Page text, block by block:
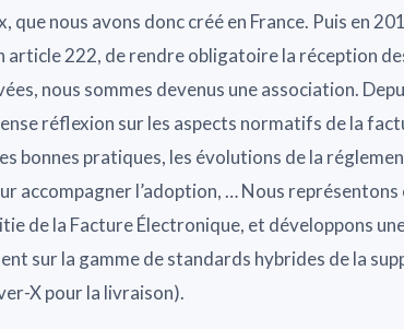
que nous avons donc créé en France. Puis en
article 222, de rendre obligatoire la réception
nous sommes devenus une association.
réflexion sur les aspects normatifs de la
bonnes pratiques, les évolutions de la
accompagner l’adoption, … Nous représentons
de la Facture Électronique, et développons
sur la gamme de standards hybrides de la
X pour la livraison).